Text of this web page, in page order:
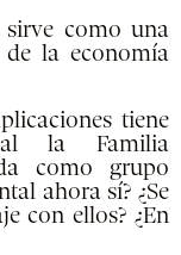
como una
la economía
tiene
la Familia
como grupo
ahora sí? ¿Se
con ellos? ¿En